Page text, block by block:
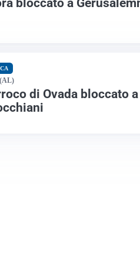
bloccato a
di Ovada bloccato